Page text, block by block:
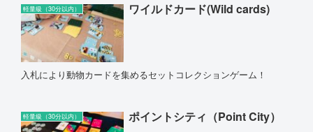
軽量級（30分以内） ワイルドカード(Wild cards)
入札により動物カードを集めるセットコレクションゲーム！
軽量級（30分以内） ポイントシティ（Point City）